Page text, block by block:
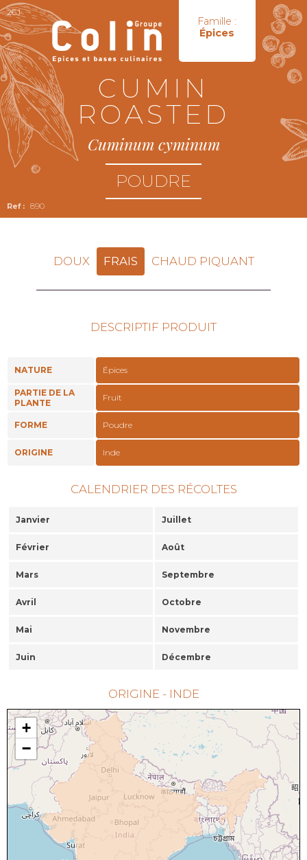
Famille :
Épices
26J
890
CUMIN
ROASTED
Cuminum cyminum
POUDRE
DOUX FRAIS CHAUD PIQUANT
DESCRIPTIF PRODUIT
NATURE Épices
PARTIE DE LA
PLANTE
Fruit
FORME Poudre
ORIGINE Inde
CALENDRIER DES RÉCOLTES
Janvier Juillet
Février Août
Mars Septembre
Avril Octobre
Mai Novembre
Juin Décembre
ORIGINE - INDE
+
−